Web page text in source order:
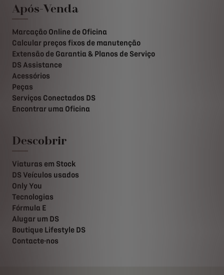
Após-Venda
Marcação Online de Oficina
Calcular preços fixos de manutenção
Extensão de Garantia & Planos de Serviço
DS Assistance
Acessórios
Peças
Serviços Conectados DS
Encontrar uma Oficina
Descobrir
Viaturas em Stock
DS Veículos usados
Only You
Tecnologias
Fórmula E
Alugar um DS
Boutique Lifestyle DS
Contacte-nos